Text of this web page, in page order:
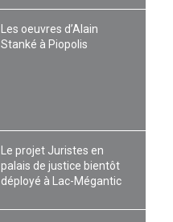
Les oeuvres d’Alain
Stanké à Piopolis
Le projet Juristes en
palais de justice bientôt
déployé à Lac-Mégantic